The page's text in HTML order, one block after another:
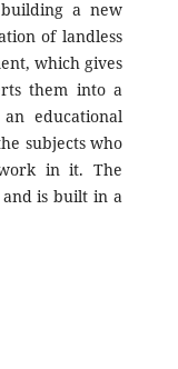
a new
of landless
which gives
them into a
educational
subjects who
in it. The
is built in a